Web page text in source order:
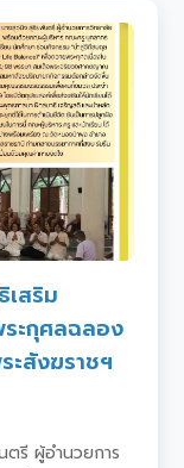
เสริม
ะกุศลฉลอง
สังฆราชฯ
รี ผู้อำนวยการ